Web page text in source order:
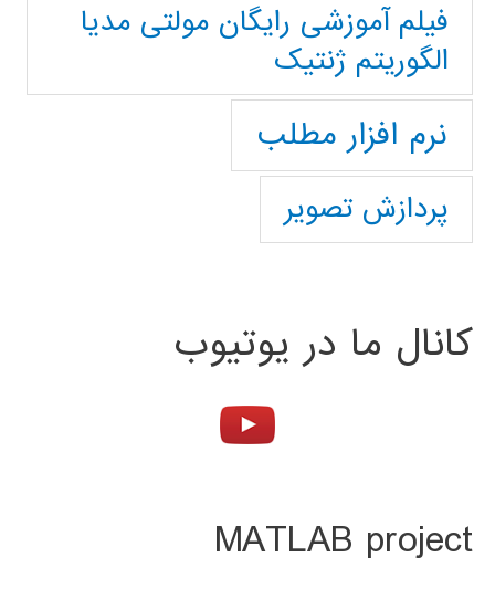
فیلم آموزشی رایگان مولتی مدیا
الگوریتم ژنتیک
نرم افزار مطلب
پردازش تصویر
کانال ما در یوتیوب
MATLAB project